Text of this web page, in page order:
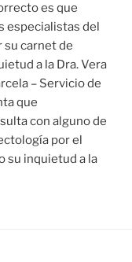
es que
especialistas del
su carnet de
a la Dra. Vera
– Servicio de
que
con alguno de
por el
su inquietud a la